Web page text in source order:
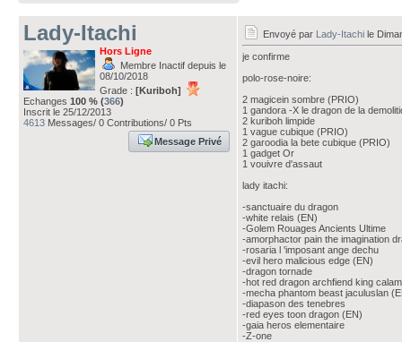
Lady-Itachi
Hors Ligne
Membre Inactif depuis le
08/10/2018
Grade : [Kuriboh]
Echanges 100 % (366)
Inscrit le 25/12/2013
4613 Messages/ 0 Contributions/ 0 Pts
Message Privé
Envoyé par Lady-Itachi le
je confirme
polo-rose-noire:
2 magicein sombre (PRIO)
1 gandora -X le dragon de la
2 kuriboh limpide
1 vague cubique (PRIO)
2 garoodia la bete cubique (PRIO)
1 gadget Or
1 vouivre d'assaut
lady itachi:
-sanctuaire du dragon
-white relais (EN)
-Golem Rouages Ancients Ultime
-amorphactor pain the imagination
-rosaria l 'imposant ange dechu
-evil hero malicious edge (EN)
-dragon tornade
-hot red dragon archfiend king
-mecha phantom beast jaculuslan
-diapason des tenebres
-red eyes toon dragon (EN)
-gaia heros elementaire
-Z-one